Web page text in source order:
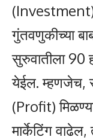
(Investment)
गुंतवणुकीच्या
सुरुवातीला 90
येईल. म्हणजेच,
(Profit)
मार्केटिंग